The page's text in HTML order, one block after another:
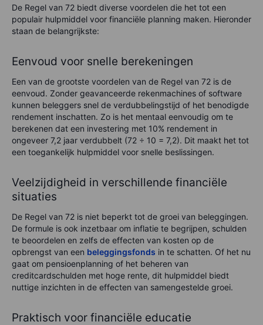
De Regel van 72 biedt diverse voordelen die het tot een
populair hulpmiddel voor financiële planning maken. Hieronder
staan de belangrijkste:
Eenvoud voor snelle berekeningen
Een van de grootste voordelen van de Regel van 72 is de
eenvoud. Zonder geavanceerde rekenmachines of software
kunnen beleggers snel de verdubbelingstijd of het benodigde
rendement inschatten. Zo is het mentaal eenvoudig om te
berekenen dat een investering met 10% rendement in
ongeveer 7,2 jaar verdubbelt (72 ÷ 10 = 7,2). Dit maakt het tot
een toegankelijk hulpmiddel voor snelle beslissingen.
Veelzijdigheid in verschillende financiële
situaties
De Regel van 72 is niet beperkt tot de groei van beleggingen.
De formule is ook inzetbaar om inflatie te begrijpen, schulden
te beoordelen en zelfs de effecten van kosten op de
opbrengst van een beleggingsfonds in te schatten. Of het nu
gaat om pensioenplanning of het beheren van
creditcardschulden met hoge rente, dit hulpmiddel biedt
nuttige inzichten in de effecten van samengestelde groei.
Praktisch voor financiële educatie